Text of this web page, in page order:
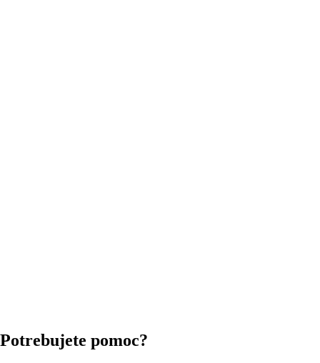
Potrebujete pomoc?